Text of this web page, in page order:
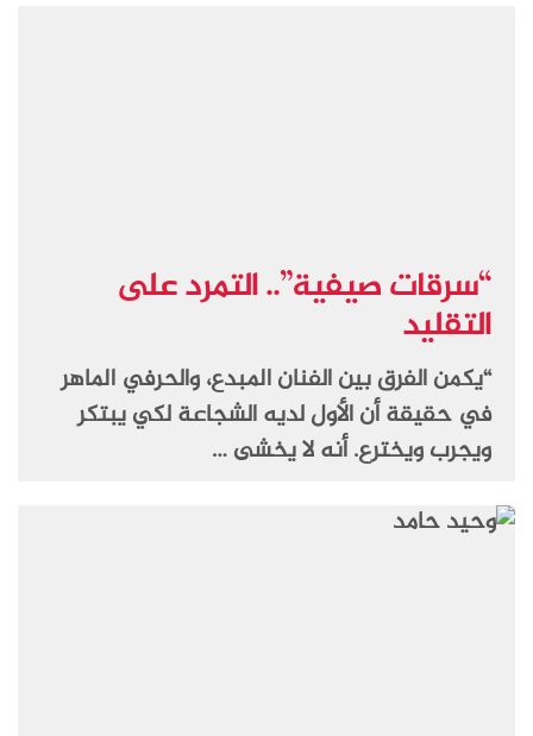
“سرقات صيفية”.. التمرد على
التقليد
“يكمن الفرق بين الفنان المبدع، والحرفي الماهر
في حقيقة أن الأول لديه الشجاعة لكي يبتكر
ويجرب ويخترع. أنه لا يخشى …